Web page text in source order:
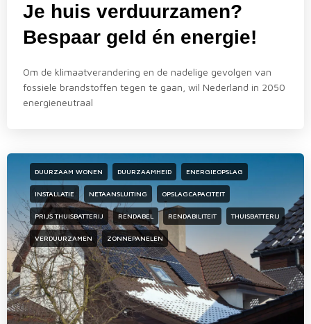
Je huis verduurzamen?
Bespaar geld én energie!
Om de klimaatverandering en de nadelige gevolgen van
fossiele brandstoffen tegen te gaan, wil Nederland in 2050
energieneutraal
DUURZAAM WONEN DUURZAAMHEID ENERGIEOPSLAG
INSTALLATIE NETAANSLUITING OPSLAGCAPACITEIT
PRIJS THUISBATTERIJ RENDABEL RENDABILITEIT THUISBATTERIJ
VERDUURZAMEN ZONNEPANELEN